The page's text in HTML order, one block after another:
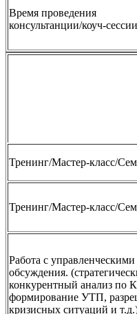
Время проведения
консультанции/коуч-сессии
Тренинг/Мастер-класс/
Тренинг/Мастер-класс/
Работа с
обсуждения.
конкурентный анализ по
формирование УТП,
кризисных ситуаций и